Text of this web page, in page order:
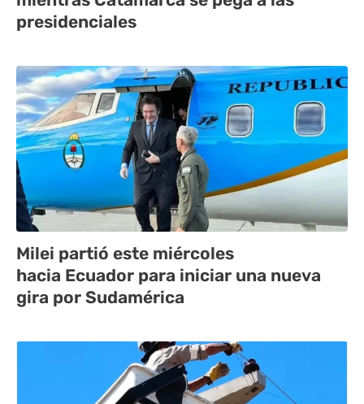
presidenciales
Milei partió este miércoles
hacia Ecuador para iniciar una nueva
gira por Sudamérica